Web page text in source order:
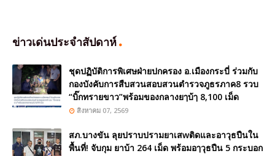
ข่าวเด่นประจำสัปดาห์
ชุดปฏิบัติการพิเศษฝ่ายปกครอง อ.เมืองกระบี่ ร่วมกับ
กองบังคับการสืบสวนสอบสวนตำรวจภูธรภาค8 รวบ
“บิ๊กทรายขาว”พร้อมของกลางยๅบ้ๅ 8,100 เม็ด
สิงหาคม 07, 2569
สภ.บางขัน ลุยปราบปรามยาเสwติดและอาวุธปืนใน
พื้นที่! จับกุม ยาบ้า 264 เม็ด พร้อมอๅวุธปืน 5 กระบอก